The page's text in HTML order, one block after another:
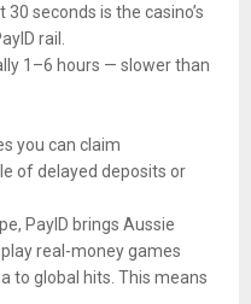
seconds is the casino’s
rail.
1–6 hours — slower than
you can claim
of delayed deposits or
PayID brings Aussie
real-money games
to global hits. This means